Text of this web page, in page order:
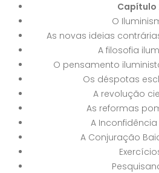
Capítulo
O
As novas ideias
A filosofia
O pensamento
Os déspotas
A revolução
As reformas
A Inconfidência
A Conjuração